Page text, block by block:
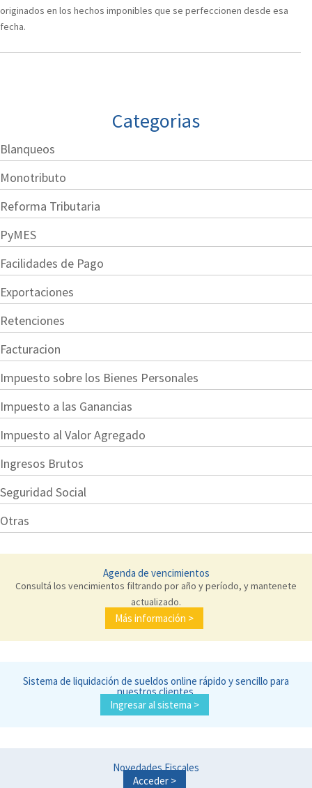
originados en los hechos imponibles que se perfeccionen desde esa
fecha.
Categorias
Blanqueos
Monotributo
Reforma Tributaria
PyMES
Facilidades de Pago
Exportaciones
Retenciones
Facturacion
Impuesto sobre los Bienes Personales
Impuesto a las Ganancias
Impuesto al Valor Agregado
Ingresos Brutos
Seguridad Social
Otras
Agenda de vencimientos
Consultá los vencimientos filtrando por año y período, y mantenete
actualizado.
Más información >
Sistema de liquidación de sueldos online rápido y sencillo para
nuestros clientes.
Ingresar al sistema >
Novedades Fiscales
Acceder >